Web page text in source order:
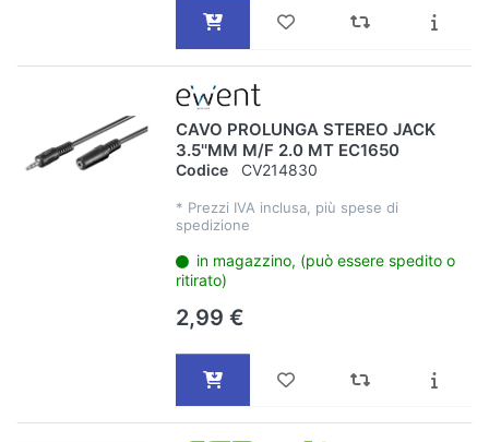
CAVO PROLUNGA STEREO JACK
3.5''MM M/F 2.0 MT EC1650
Codice CV214830
* Prezzi IVA inclusa, più spese di
spedizione
in magazzino, (può essere spedito o
ritirato)
2,99 €